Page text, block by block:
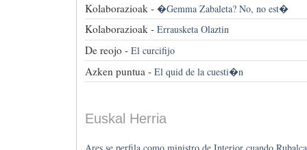
Kolaborazioak - �Gemma Zabaleta? No, no est�
Kolaborazioak - Errausketa Olaztin
De reojo - El curcifijo
Azken puntua - El quid de la cuesti�n
Euskal Herria